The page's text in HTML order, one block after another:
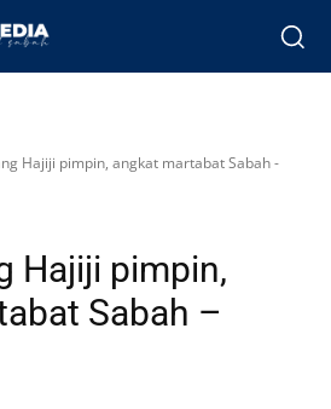
Hajiji pimpin, angkat martabat Sabah -
Hajiji pimpin,
Sabah –